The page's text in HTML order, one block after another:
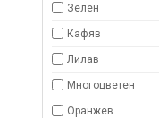
Зелен
Кафяв
Лилав
Многоцветен
Оранжев